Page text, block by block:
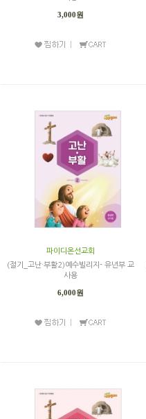
3,000원
파이디온선교회
(절기_고난·부활2)예수빌리지- 유년부 교
사용
6,000원